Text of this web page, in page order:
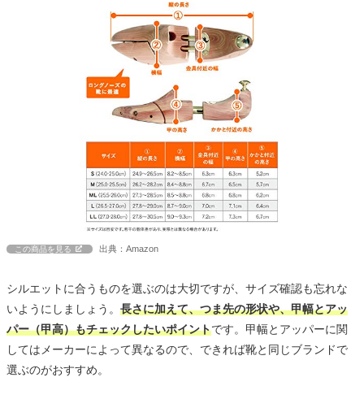
この商品を見る 出典：Amazon
シルエットに合うものを選ぶのは大切ですが、サイズ確認も忘れな
いようにしましょう。 長さに加えて、つま先の形状や、甲幅とアッ
パー（甲高）もチェックしたいポイントです。甲幅とアッパーに関
してはメーカーによって異なるので、できれば靴と同じブランドで
選ぶのがおすすめ。